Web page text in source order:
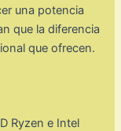
una potencia
que la diferencia
que ofrecen.
Ryzen e Intel